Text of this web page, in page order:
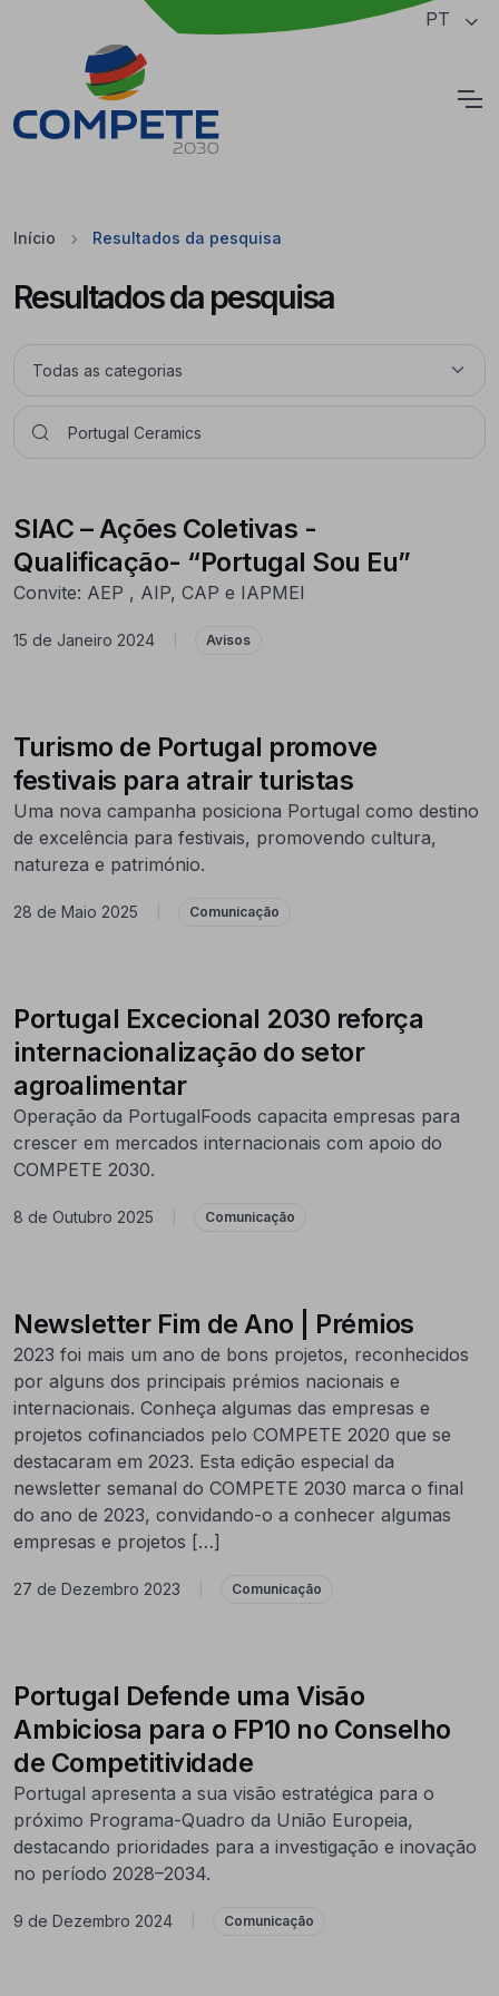
Saltar para o conteúdo principal da página PT
Início Resultados da pesquisa
Resultados da pesquisa
SIAC – Ações Coletivas -
Qualificação- “Portugal Sou Eu”
Convite: AEP , AIP, CAP e IAPMEI
15 de Janeiro 2024 Avisos
Turismo de Portugal promove
festivais para atrair turistas
Uma nova campanha posiciona Portugal como destino
de excelência para festivais, promovendo cultura,
natureza e património.
28 de Maio 2025 Comunicação
Portugal Excecional 2030 reforça
internacionalização do setor
agroalimentar
Operação da PortugalFoods capacita empresas para
crescer em mercados internacionais com apoio do
COMPETE 2030.
8 de Outubro 2025 Comunicação
Newsletter Fim de Ano | Prémios
2023 foi mais um ano de bons projetos, reconhecidos
por alguns dos principais prémios nacionais e
internacionais. Conheça algumas das empresas e
projetos cofinanciados pelo COMPETE 2020 que se
destacaram em 2023. Esta edição especial da
newsletter semanal do COMPETE 2030 marca o final
do ano de 2023, convidando-o a conhecer algumas
empresas e projetos […]
27 de Dezembro 2023 Comunicação
Portugal Defende uma Visão
Ambiciosa para o FP10 no Conselho
de Competitividade
Portugal apresenta a sua visão estratégica para o
próximo Programa-Quadro da União Europeia,
destacando prioridades para a investigação e inovação
no período 2028–2034.
9 de Dezembro 2024 Comunicação